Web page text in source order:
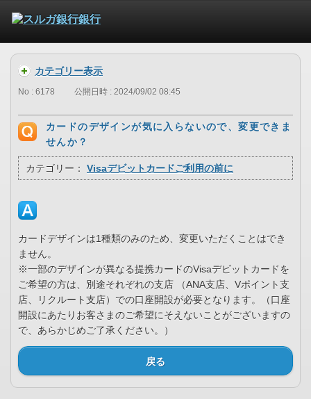
カテゴリー表示
No : 6178 公開日時 : 2024/09/02 08:45
カードのデザインが気に入らないので、変更できま
せんか？
カテゴリー： Visaデビットカードご利用の前に
カードデザインは1種類のみのため、変更いただくことはでき
ません。
※一部のデザインが異なる提携カードのVisaデビットカードを
ご希望の方は、別途それぞれの支店 （ANA支店、Vポイント支
店、リクルート支店）での口座開設が必要となります。（口座
開設にあたりお客さまのご希望にそえないことがございますの
で、あらかじめご了承ください。）
戻る